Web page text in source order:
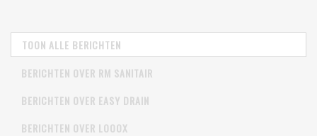
TOON ALLE BERICHTEN
BERICHTEN OVER RM SANITAIR
BERICHTEN OVER EASY DRAIN
BERICHTEN OVER LOOOX